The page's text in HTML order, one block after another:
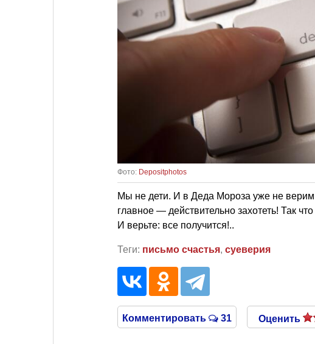
Фото: Depositphotos
Мы не дети. И в Деда Мороза уже не
главное — действительно захотеть! Так
И верьте: все получится!..
Теги: письмо счастья, суеверия
Комментировать 31 Оценить